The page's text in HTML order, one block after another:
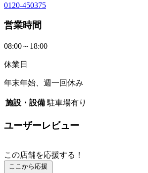
0120-450375
営業時間
08:00～18:00
休業日
年末年始、週一回休み
施設・設備 駐車場有り
ユーザーレビュー
この店舗を応援する！
ここから応援